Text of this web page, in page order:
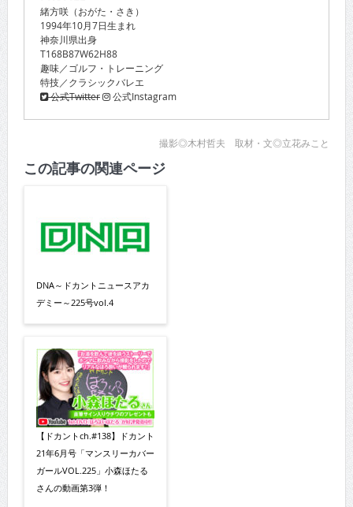
緒方咲（おがた・さき）
1994年10月7日生まれ
神奈川県出身
T168B87W62H88
趣味／ゴルフ・トレーニング
特技／クラシックバレエ
公式Twitter
公式Instagram
撮影◎木村哲夫 取材・文◎立花みこと
この記事の関連ページ
DNA～ドカントニュースアカ
デミー～225号vol.4
【ドカントch.#138】ドカント
21年6月号「マンスリーカバー
ガールVOL.225」小森ほたる
さんの動画第3弾！